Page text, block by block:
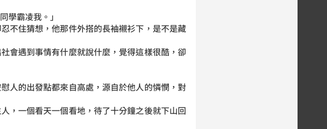
學霸凌我。」
不住猜想，他那件外搭的長袖襯衫下，是不是藏
會遇到事情有什麼就說什麼，覺得這樣很酷，卻
人的出發點都來自高處，源自於他人的憐憫，對
，一個看天一個看地，待了十分鐘之後就下山回